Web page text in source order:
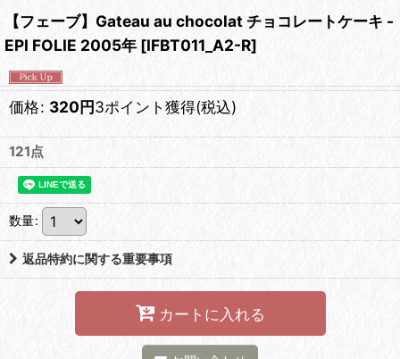
【フェーブ】Gateau au chocolat チョコレートケーキ -
EPI FOLIE 2005年 [IFBT011_A2-R]
価格: 320円3ポイント獲得(税込)
121点
数量:
返品特約に関する重要事項
カートに入れる